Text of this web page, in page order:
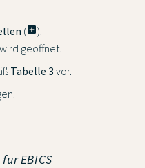
(add_box).
wird geöffnet.
Tabelle 3 vor.
EBICS